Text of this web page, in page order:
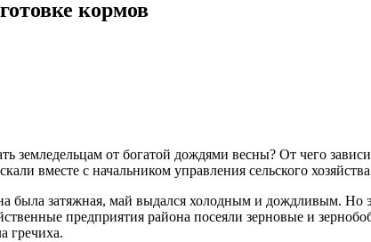
кормов
земледельцам от богатой дождями весны? От чего
вместе с начальником управления сельского
была затяжная, май выдался холодным и дождливым.
предприятия района посеяли зерновые и
гречиха.